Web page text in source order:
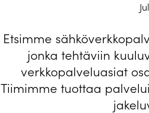
Etsimme
jonka tehtäviin
verkkopalveluasiat
Tiimimme tuottaa